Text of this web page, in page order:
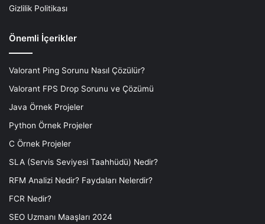
Gizlilik Politikası
Önemli İçerikler
Valorant Ping Sorunu Nasıl Çözülür?
Valorant FPS Drop Sorunu ve Çözümü
Java Örnek Projeler
Python Örnek Projeler
C Örnek Projeler
SLA (Servis Seviyesi Taahhüdü) Nedir?
RFM Analizi Nedir? Faydaları Nelerdir?
FCR Nedir?
SEO Uzmanı Maaşları 2024